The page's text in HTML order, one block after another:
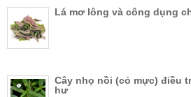
Lá mơ lông và công dụng
Cây nhọ nồi (cỏ mực) điều
hư